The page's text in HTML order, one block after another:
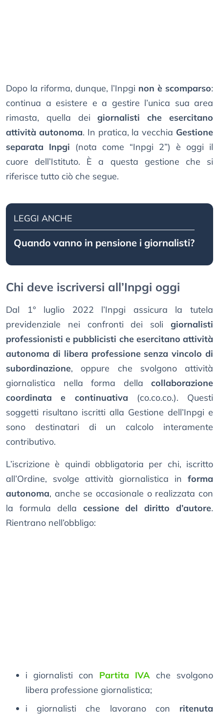
Dopo la riforma, dunque, l’Inpgi non è scomparso:
continua a esistere e a gestire l’unica sua area
rimasta, quella deigiornalisti che esercitano
attività autonoma. In pratica, la vecchia Gestione
separata Inpgi (nota come “Inpgi 2”) è oggi il
cuore dell’Istituto. È a questa gestione che si
riferisce tutto ciò che segue.
LEGGI ANCHE
Quando vanno in pensione i giornalisti?
Chi deve iscriversi all’Inpgi oggi
Dal 1° luglio 2022 l’Inpgi assicura la tutela
previdenziale nei confronti dei soli giornalisti
professionisti e pubblicisti che esercitano attività
autonoma di libera professione senza vincolo di
subordinazione, oppure che svolgono attività
giornalistica nella forma della collaborazione
coordinata e continuativa (co.co.co.). Questi
soggetti risultano iscritti alla Gestione dell’Inpgi e
sono destinatari di un calcolo interamente
contributivo.
L’iscrizione è quindi obbligatoria per chi, iscritto
all’Ordine, svolge attività giornalistica in forma
autonoma, anche se occasionale o realizzata con
la formula della cessione del diritto d’autore.
Rientrano nell’obbligo:
i giornalisti con Partita IVA che svolgono
libera professione giornalistica;
i giornalisti che lavorano con ritenuta